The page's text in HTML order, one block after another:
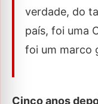
verdade, do
país, foi uma
foi um marco
Cinco anos